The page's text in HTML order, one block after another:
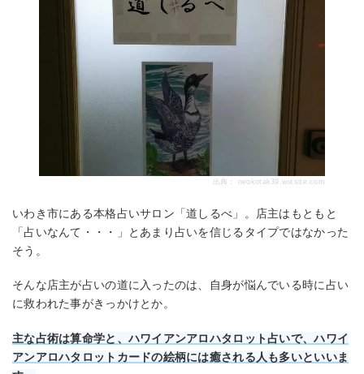
出典： neokotak39.wixsite.com
いわき市にある本格占いサロン「道しるべ」。店主はもともと
「占いなんて・・・」とあまり占いを信じるタイプではなかった
そう。
そんな店主が占いの道に入ったのは、自身が悩んでいる時に占い
に救われた事がきっかけとか。
主な占術は算命学と、ハワイアンアロハタロット占いで、ハワイ
アンアロハタロットカードの絵柄には癒される人も多いといいま